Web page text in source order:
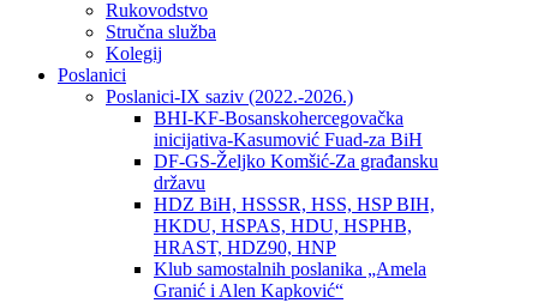
Rukovodstvo
Stručna služba
Kolegij
Poslanici
Poslanici-IX saziv (2022.-2026.)
BHI-KF-Bosanskohercegovačka
inicijativa-Kasumović Fuad-za BiH
DF-GS-Željko Komšić-Za građansku
državu
HDZ BiH, HSSSR, HSS, HSP BIH,
HKDU, HSPAS, HDU, HSPHB,
HRAST, HDZ90, HNP
Klub samostalnih poslanika „Amela
Granić i Alen Kapković“